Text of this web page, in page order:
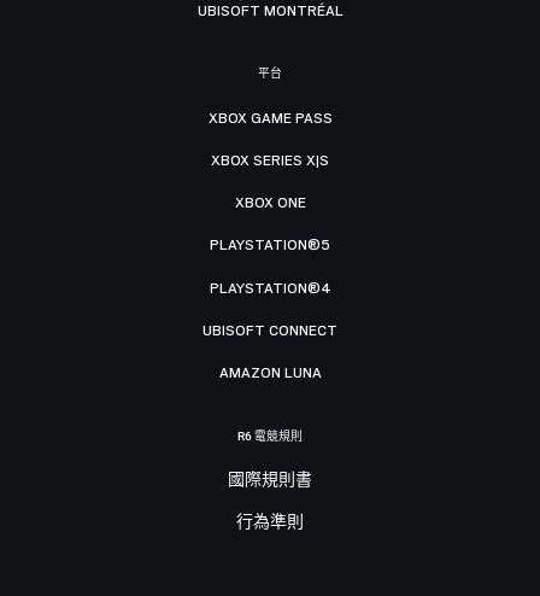
UBISOFT MONTRÉAL
平台
XBOX GAME PASS
XBOX SERIES X|S
XBOX ONE
PLAYSTATION®5
PLAYSTATION®4
UBISOFT CONNECT
AMAZON LUNA
R6 電競規則
國際規則書
行為準則